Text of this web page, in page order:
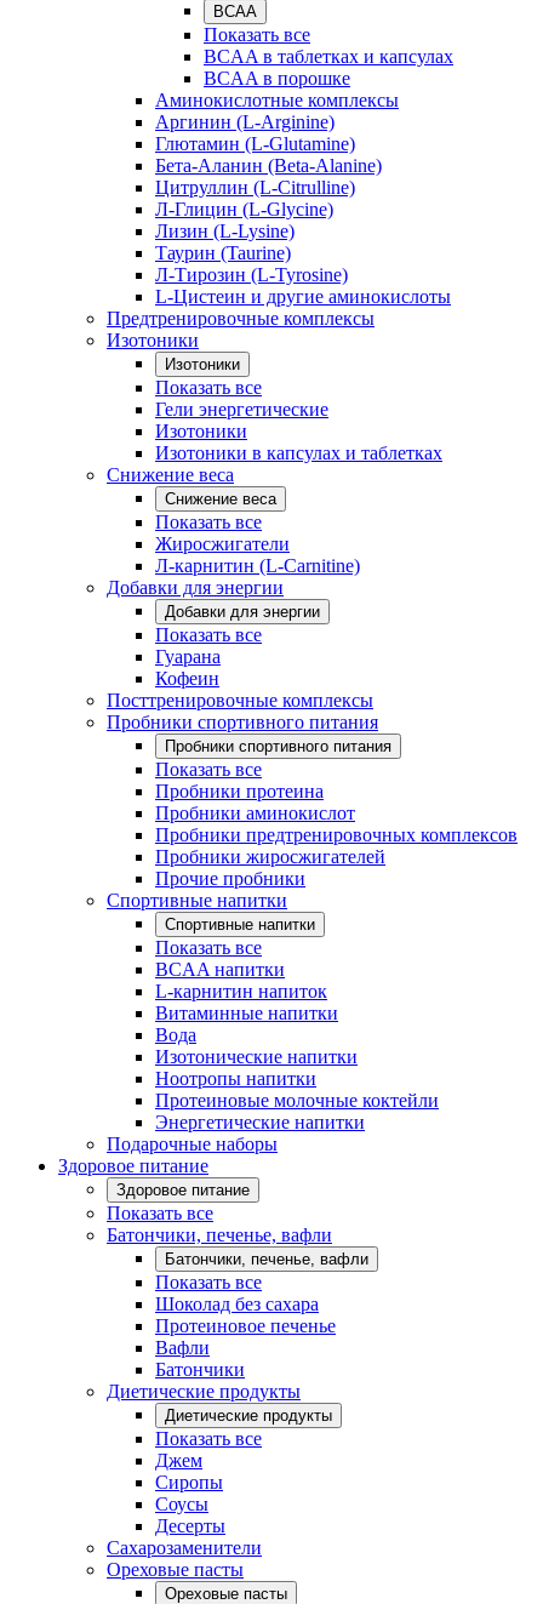
BCAA
Показать все
BCAA в таблетках и капсулах
BCAA в порошке
Аминокислотные комплексы
Аргинин (L-Arginine)
Глютамин (L-Glutamine)
Бета-Аланин (Beta-Alanine)
Цитруллин (L-Citrulline)
Л-Глицин (L-Glycine)
Лизин (L-Lysine)
Таурин (Taurine)
Л-Тирозин (L-Tyrosine)
L-Цистеин и другие аминокислоты
Предтренировочные комплексы
Изотоники
Изотоники
Показать все
Гели энергетические
Изотоники
Изотоники в капсулах и таблетках
Снижение веса
Снижение веса
Показать все
Жиросжигатели
Л-карнитин (L-Carnitine)
Добавки для энергии
Добавки для энергии
Показать все
Гуарана
Кофеин
Посттренировочные комплексы
Пробники спортивного питания
Пробники спортивного питания
Показать все
Пробники протеина
Пробники аминокислот
Пробники предтренировочных комплексов
Пробники жиросжигателей
Прочие пробники
Спортивные напитки
Спортивные напитки
Показать все
BCAA напитки
L-карнитин напиток
Витаминные напитки
Вода
Изотонические напитки
Ноотропы напитки
Протеиновые молочные коктейли
Энергетические напитки
Подарочные наборы
Здоровое питание
Здоровое питание
Показать все
Батончики, печенье, вафли
Батончики, печенье, вафли
Показать все
Шоколад без сахара
Протеиновое печенье
Вафли
Батончики
Диетические продукты
Диетические продукты
Показать все
Джем
Сиропы
Соусы
Десерты
Сахарозаменители
Ореховые пасты
Ореховые пасты